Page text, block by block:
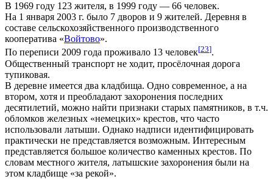
В 1969 году 123 жителя, в 1999 году — 66 человек.
На 1 января 2003 г. было 7 дворов и 9 жителей. Деревня в
составе сельскохозяйственного производственного
кооператива «Войтово».
По переписи 2009 года проживало 13 человек[23].
Общественный транспорт не ходит, просёлочная дорога
тупиковая.
В деревне имеется два кладбища. Одно современное, а на
втором, хотя и преобладают захоронения последних
десятилетий, можно найти признаки старых памятников, в т.ч.
обломков железных «немецких» крестов, что часто
использовали латыши. Однако надписи идентифицировать
практически не представляется возможным. Интересным
представляется большое количество каменных крестов. По
словам местного жителя, латышские захоронения были на
этом кладбище «за рекой».